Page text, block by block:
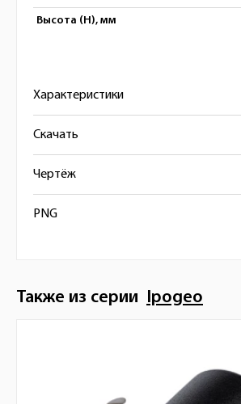
Высота (H), мм
Характеристики
Скачать
Чертёж
PNG
Также из серии Ipogeo